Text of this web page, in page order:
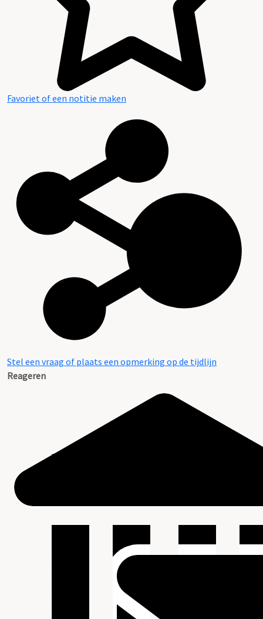
Favoriet of een notitie maken
Stel een vraag of plaats een opmerking op de tijdlijn
Reageren